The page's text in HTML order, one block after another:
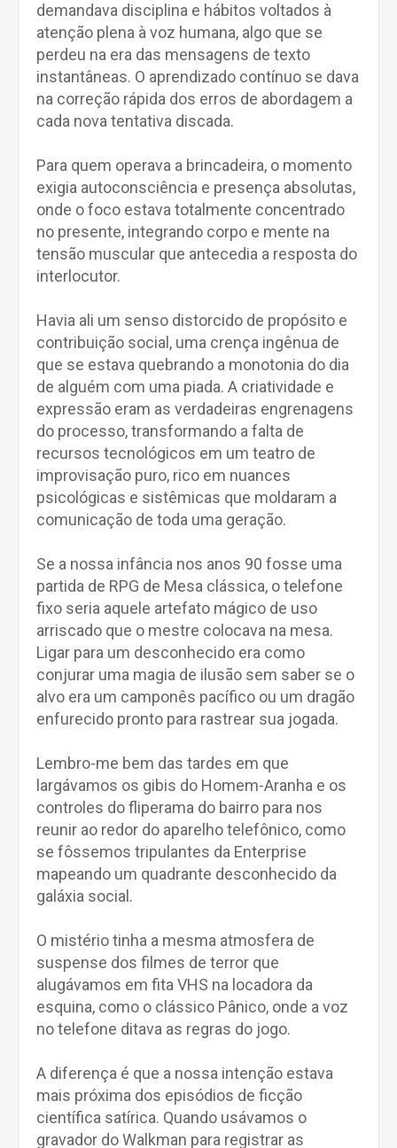
demandava disciplina e hábitos voltados à
atenção plena à voz humana, algo que se
perdeu na era das mensagens de texto
instantâneas. O aprendizado contínuo se dava
na correção rápida dos erros de abordagem a
cada nova tentativa discada.
Para quem operava a brincadeira, o momento
exigia autoconsciência e presença absolutas,
onde o foco estava totalmente concentrado
no presente, integrando corpo e mente na
tensão muscular que antecedia a resposta do
interlocutor.
Havia ali um senso distorcido de propósito e
contribuição social, uma crença ingênua de
que se estava quebrando a monotonia do dia
de alguém com uma piada. A criatividade e
expressão eram as verdadeiras engrenagens
do processo, transformando a falta de
recursos tecnológicos em um teatro de
improvisação puro, rico em nuances
psicológicas e sistêmicas que moldaram a
comunicação de toda uma geração.
Se a nossa infância nos anos 90 fosse uma
partida de RPG de Mesa clássica, o telefone
fixo seria aquele artefato mágico de uso
arriscado que o mestre colocava na mesa.
Ligar para um desconhecido era como
conjurar uma magia de ilusão sem saber se o
alvo era um camponês pacífico ou um dragão
enfurecido pronto para rastrear sua jogada.
Lembro-me bem das tardes em que
largávamos os gibis do Homem-Aranha e os
controles do fliperama do bairro para nos
reunir ao redor do aparelho telefônico, como
se fôssemos tripulantes da Enterprise
mapeando um quadrante desconhecido da
galáxia social.
O mistério tinha a mesma atmosfera de
suspense dos filmes de terror que
alugávamos em fita VHS na locadora da
esquina, como o clássico Pânico, onde a voz
no telefone ditava as regras do jogo.
A diferença é que a nossa intenção estava
mais próxima dos episódios de ficção
científica satírica. Quando usávamos o
gravador do Walkman para registrar as